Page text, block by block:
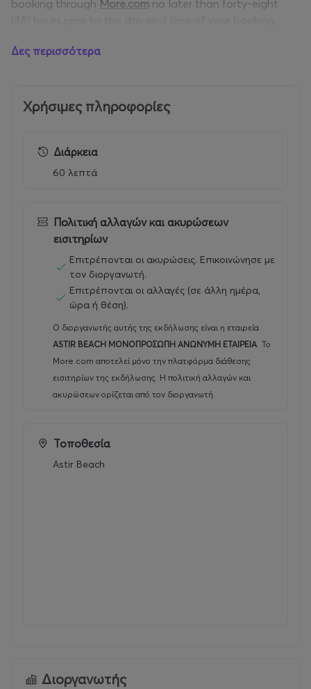
booking through More.com no later than forty-eight
Δες περισσότερα
Χρήσιμες πληροφορίες
Διάρκεια
60 λεπτά
Πολιτική αλλαγών και ακυρώσεων
εισιτηρίων
Επιτρέπονται οι ακυρώσεις. Επικοινώνησε με
τον διοργανωτή.
Επιτρέπονται οι αλλαγές (σε άλλη ημέρα,
ώρα ή θέση).
Ο διοργανωτής αυτής της εκδήλωσης είναι η εταιρεία
ASTIR BEACH ΜΟΝΟΠΡΟΣΩΠΗ ΑΝΩΝΥΜΗ ΕΤΑΙΡΕΙΑ. Το
More.com αποτελεί μόνο την πλατφόρμα διάθεσης
εισιτηρίων της εκδήλωσης. Η πολιτική αλλαγών και
ακυρώσεων ορίζεται από τον διοργανωτή.
Τοποθεσία
Astir Beach
Διοργανωτής